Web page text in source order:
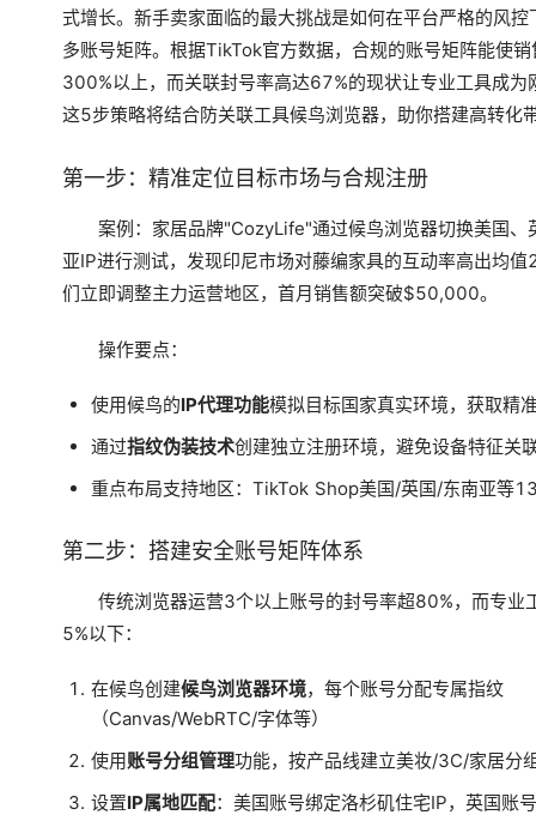
式增长。新手卖家面临的最大挑战是如何在平台严格的风控
多账号矩阵。根据TikTok官方数据，合规的账号矩阵能使
300%以上，而关联封号率高达67%的现状让专业工具成为
这5步策略将结合防关联工具候鸟浏览器，助你搭建高转化
第一步：精准定位目标市场与合规注册
案例：家居品牌"CozyLife"通过候鸟浏览器切换美国、
亚IP进行测试，发现印尼市场对藤编家具的互动率高出均
们立即调整主力运营地区，首月销售额突破$50,000。
操作要点：
使用候鸟的IP代理功能模拟目标国家真实环境，获取精
通过指纹伪装技术创建独立注册环境，避免设备特征关
重点布局支持地区：TikTok Shop美国/英国/东南亚等
第二步：搭建安全账号矩阵体系
传统浏览器运营3个以上账号的封号率超80%，而专业
5%以下：
在候鸟创建候鸟浏览器环境，每个账号分配专属指纹
（Canvas/WebRTC/字体等）
使用账号分组管理功能，按产品线建立美妆/3C/家居分
设置IP属地匹配：美国账号绑定洛杉矶住宅IP，英国账